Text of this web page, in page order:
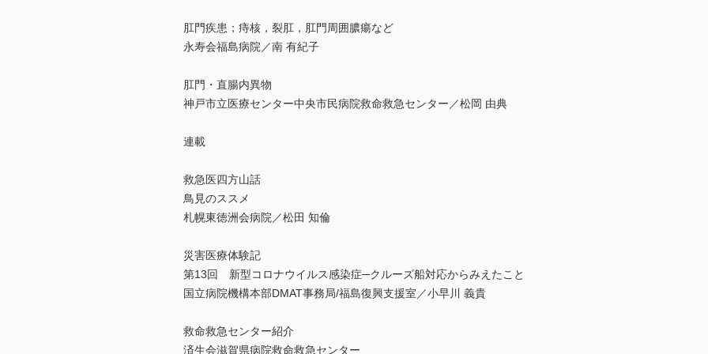
肛門疾患；痔核，裂肛，肛門周囲膿瘍など
永寿会福島病院／南 有紀子
肛門・直腸内異物
神戸市立医療センター中央市民病院救命救急センター／松岡 由典
連載
救急医四方山話
鳥見のススメ
札幌東徳洲会病院／松田 知倫
災害医療体験記
第13回 新型コロナウイルス感染症─クルーズ船対応からみえたこと
国立病院機構本部DMAT事務局/福島復興支援室／小早川 義貴
救命救急センター紹介
済生会滋賀県病院救命救急センター